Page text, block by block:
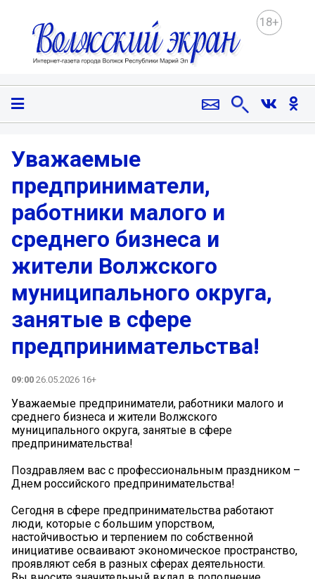
18+
Уважаемые
предприниматели,
работники малого и
среднего бизнеса и
жители Волжского
муниципального округа,
занятые в сфере
предпринимательства!
09:00 26.05.2026 16+
Уважаемые предприниматели, работники малого и
среднего бизнеса и жители Волжского
муниципального округа, занятые в сфере
предпринимательства!
Поздравляем вас с профессиональным праздником –
Днем российского предпринимательства!
Сегодня в сфере предпринимательства работают
люди, которые с большим упорством,
настойчивостью и терпением по собственной
инициативе осваивают экономическое пространство,
проявляют себя в разных сферах деятельности.